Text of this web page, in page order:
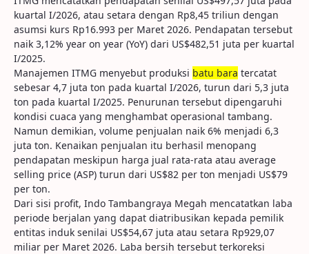
kuartal I/2026, atau setara dengan Rp8,45 triliun dengan
asumsi kurs Rp16.993 per Maret 2026. Pendapatan tersebut
naik 3,12% year on year (YoY) dari US$482,51 juta per kuartal
I/2025.
Manajemen ITMG menyebut produksi batu bara tercatat
sebesar 4,7 juta ton pada kuartal I/2026, turun dari 5,3 juta
ton pada kuartal I/2025. Penurunan tersebut dipengaruhi
kondisi cuaca yang menghambat operasional tambang.
Namun demikian, volume penjualan naik 6% menjadi 6,3
juta ton. Kenaikan penjualan itu berhasil menopang
pendapatan meskipun harga jual rata-rata atau average
selling price (ASP) turun dari US$82 per ton menjadi US$79
per ton.
Dari sisi profit, Indo Tambangraya Megah mencatatkan laba
periode berjalan yang dapat diatribusikan kepada pemilik
entitas induk senilai US$54,67 juta atau setara Rp929,07
miliar per Maret 2026. Laba bersih tersebut terkoreksi